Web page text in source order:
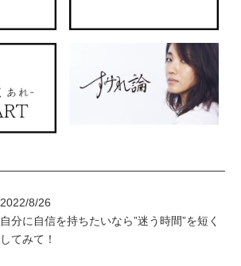
2022/8/26
自分に自信を持ちたいなら”迷う時間”を短く
してみて！